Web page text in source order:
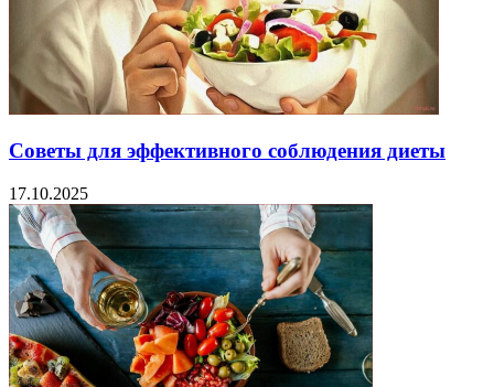
Советы для эффективного соблюдения диеты
17.10.2025